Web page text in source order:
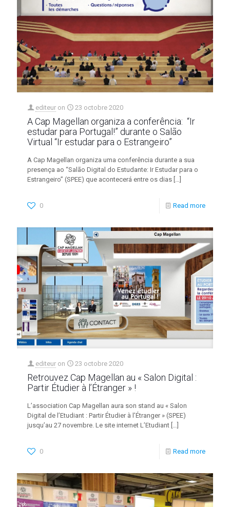
editeur on 23 octobre 2020
A Cap Magellan organiza a conferência: “Ir
estudar para Portugal!” durante o Salão
Virtual “Ir estudar para o Estrangeiro”
A Cap Magellan organiza uma conferência durante a sua
presença ao “Salão Digital do Estudante: Ir Estudar para o
Estrangeiro” (SPEE) que acontecerá entre os dias […]
0 Read more
editeur on 23 octobre 2020
Retrouvez Cap Magellan au « Salon Digital :
Partir Étudier à l’Étranger » !
L’association Cap Magellan aura son stand au « Salon
Digital de l’Etudiant : Partir Étudier à l’Étranger » (SPEE)
jusqu’au 27 novembre. Le site internet L’Etudiant
0 Read more